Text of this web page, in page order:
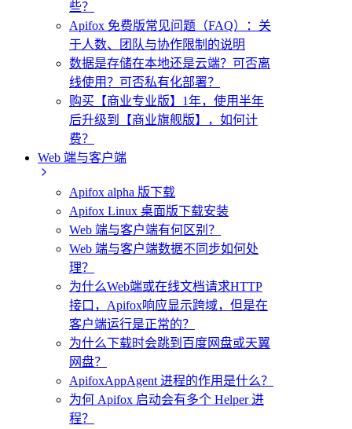
些？
Apifox 免费版常见问题（FAQ）：关
于人数、团队与协作限制的说明
数据是存储在本地还是云端？可否离
线使用？可否私有化部署？
购买【商业专业版】1年，使用半年
后升级到【商业旗舰版】，如何计
费？
Web 端与客户端
Apifox alpha 版下载
Apifox Linux 桌面版下载安装
Web 端与客户端有何区别？
Web 端与客户端数据不同步如何处
理？
为什么Web端或在线文档请求HTTP
接口，Apifox响应显示跨域，但是在
客户端运行是正常的？
为什么下载时会跳到百度网盘或天翼
网盘？
ApifoxAppAgent 进程的作用是什么？
为何 Apifox 启动会有多个 Helper 进
程？